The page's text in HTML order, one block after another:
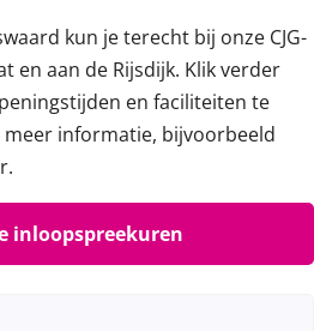
kun je terecht bij onze CJG-
en aan de Rijsdijk. Klik verder
en faciliteiten te
meer informatie, bijvoorbeeld
inloopspreekuren